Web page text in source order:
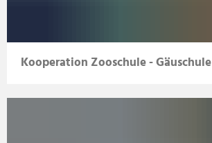
Kooperation Zooschule - Gäuschule